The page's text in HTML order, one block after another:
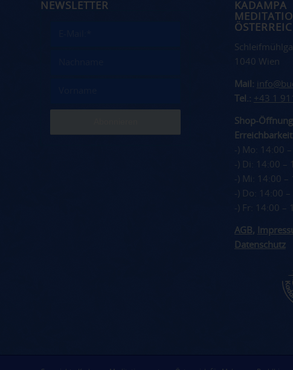
NEWSLETTER
KADAMPA
1040 Wien
Mail:
Tel.: +43 1
Shop-
-) Mo: 14:00
-) Di: 14:00 –
-) Mi: 14:00 –
-) Do: 14:00
-) Fr: 14:00 –
AGB ,
Datenschutz